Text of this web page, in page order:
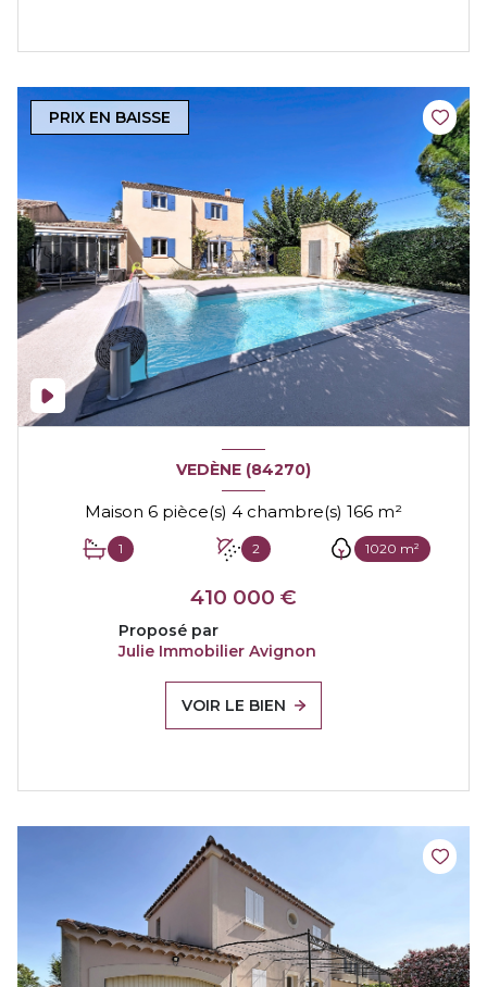
PRIX EN BAISSE
VEDÈNE (84270)
Maison 6 pièce(s) 4 chambre(s) 166 m²
1 2 1020 m²
410 000 €
Proposé par
Julie Immobilier Avignon
VOIR LE BIEN